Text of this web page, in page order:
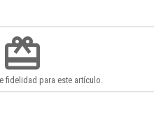
redeem
fidelidad para este artículo.